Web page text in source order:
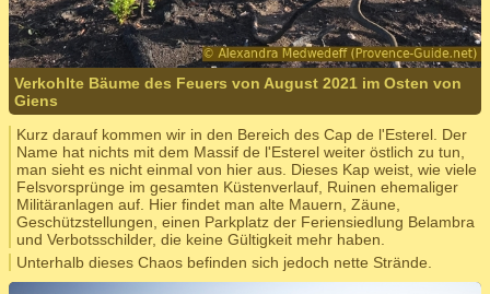
Verkohlte Bäume des Feuers von August 2021 im Osten von
Giens
Kurz darauf kommen wir in den Bereich des Cap de l'Esterel. Der
Name hat nichts mit dem Massif de l'Esterel weiter östlich zu tun,
man sieht es nicht einmal von hier aus. Dieses Kap weist, wie viele
Felsvorsprünge im gesamten Küstenverlauf, Ruinen ehemaliger
Militäranlagen auf. Hier findet man alte Mauern, Zäune,
Geschützstellungen, einen Parkplatz der Feriensiedlung Belambra
und Verbotsschilder, die keine Gültigkeit mehr haben.
Unterhalb dieses Chaos befinden sich jedoch nette Strände.